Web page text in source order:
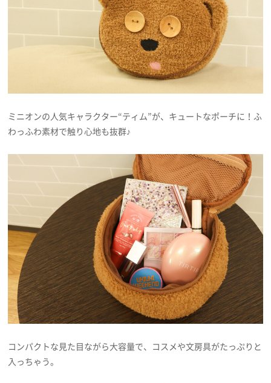
ミニオンの人気キャラクター“ティム”が、キュートなポーチに！ふ
わっふわ素材で触り心地も抜群♪
コンパクトな見た目ながら大容量で、コスメや文房具がたっぷりと
入っちゃう。